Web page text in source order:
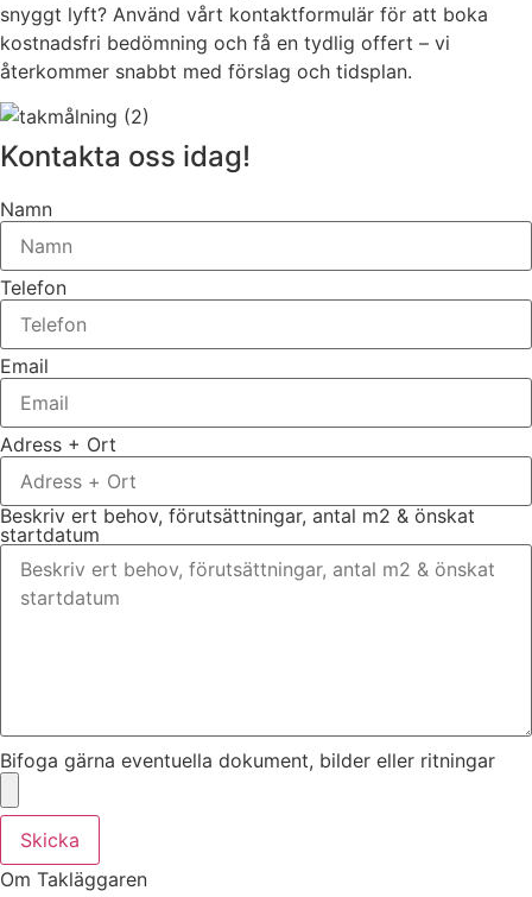
snyggt lyft? Använd vårt kontaktformulär för att boka
kostnadsfri bedömning och få en tydlig offert – vi
återkommer snabbt med förslag och tidsplan.
Kontakta oss idag!
Namn
Telefon
Email
Adress + Ort
Beskriv ert behov, förutsättningar, antal m2 & önskat
startdatum
Bifoga gärna eventuella dokument, bilder eller ritningar
Skicka
Om Takläggaren